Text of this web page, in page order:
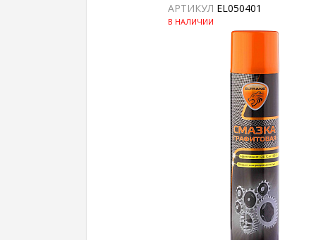
АРТИКУЛ EL050401
В НАЛИЧИИ